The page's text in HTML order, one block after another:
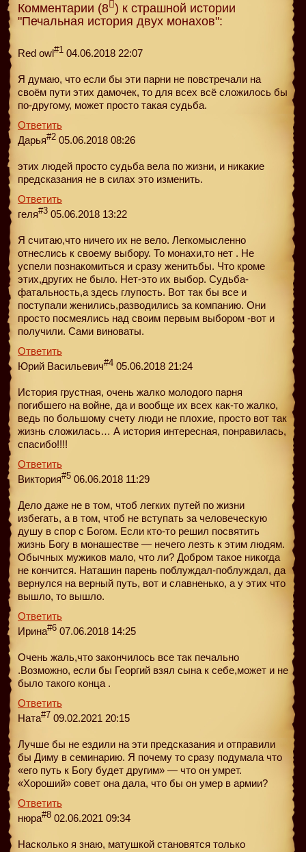
Комментарии (8 ) к страшной истории
"Печальная история двух монахов":
Red owl#1 04.06.2018 22:07
Я думаю, что если бы эти парни не повстречали на
своём пути этих дамочек, то для всех всё сложилось бы
по-другому, может просто такая судьба.
Ответить
Дарья#2 05.06.2018 08:26
этих людей просто судьба вела по жизни, и никакие
предсказания не в силах это изменить.
Ответить
геля#3 05.06.2018 13:22
Я считаю,что ничего их не вело. Легкомысленно
отнеслись к своему выбору. То монахи,то нет . Не
успели познакомиться и сразу женитьбы. Что кроме
этих,других не было. Нет-это их выбор. Судьба-
фатальность,а здесь глупость. Вот так бы все и
поступали женились,разводились за компанию. Они
просто посмеялись над своим первым выбором -вот и
получили. Сами виноваты.
Ответить
Юрий Васильевич#4 05.06.2018 21:24
История грустная, очень жалко молодого парня
погибшего на войне, да и вообще их всех как-то жалко,
ведь по большому счету люди не плохие, просто вот так
жизнь сложилась… А история интересная, понравилась,
спасибо!!!!
Ответить
Виктория#5 06.06.2018 11:29
Дело даже не в том, чтоб легких путей по жизни
избегать, а в том, чтоб не вступать за человеческую
душу в спор с Богом. Если кто-то решил посвятить
жизнь Богу в монашестве — нечего лезть к этим людям.
Обычных мужиков мало, что ли? Добром такое никогда
не кончится. Наташин парень поблуждал-поблуждал, да
вернулся на верный путь, вот и славненько, а у этих что
вышло, то вышло.
Ответить
Ирина#6 07.06.2018 14:25
Очень жаль,что закончилось все так печально
.Возможно, если бы Георгий взял сына к себе,может и не
было такого конца .
Ответить
Ната#7 09.02.2021 20:15
Лучше бы не ездили на эти предсказания и отправили
бы Диму в семинарию. Я почему то сразу подумала что
«его путь к Богу будет другим» — что он умрет.
«Хороший» совет она дала, что бы он умер в армии?
Ответить
нюра#8 02.06.2021 09:34
Насколько я знаю, матушкой становятся только